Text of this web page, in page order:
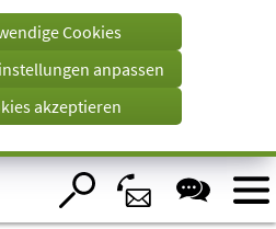
Cookies
anpassen
akzeptieren